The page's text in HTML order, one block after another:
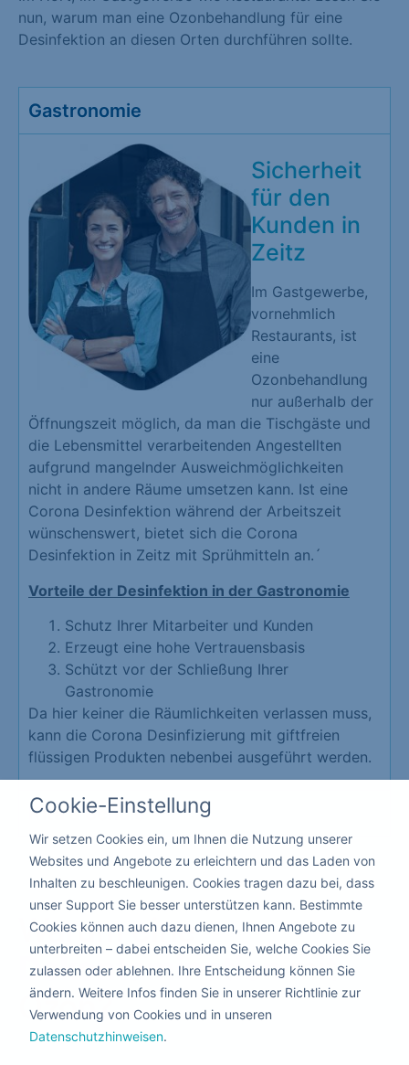
nun, warum man eine Ozonbehandlung für eine
Desinfektion an diesen Orten durchführen sollte.
Gastronomie
Sicherheit
für den
Kunden in
Zeitz
Im Gastgewerbe,
vornehmlich
Restaurants, ist
eine
Ozonbehandlung
nur außerhalb der
Öffnungszeit möglich, da man die Tischgäste und
die Lebensmittel verarbeitenden Angestellten
aufgrund mangelnder Ausweichmöglichkeiten
nicht in andere Räume umsetzen kann. Ist eine
Corona Desinfektion während der Arbeitszeit
wünschenswert, bietet sich die Corona
Desinfektion in Zeitz mit Sprühmitteln an.´
Vorteile der Desinfektion in der Gastronomie
Schutz Ihrer Mitarbeiter und Kunden
Erzeugt eine hohe Vertrauensbasis
Schützt vor der Schließung Ihrer
Gastronomie
Da hier keiner die Räumlichkeiten verlassen muss,
kann die Corona Desinfizierung mit giftfreien
flüssigen Produkten nebenbei ausgeführt werden.
Kita & Schule
Warum eine
Dekontaminationmit
Ozon?
Cookie-Einstellung
Wir setzen Cookies ein, um Ihnen die Nutzung unserer
Websites und Angebote zu erleichtern und das Laden von
Inhalten zu beschleunigen. Cookies tragen dazu bei, dass
unser Support Sie besser unterstützen kann. Bestimmte
Cookies können auch dazu dienen, Ihnen Angebote zu
unterbreiten – dabei entscheiden Sie, welche Cookies Sie
zulassen oder ablehnen. Ihre Entscheidung können Sie
ändern. Weitere Infos finden Sie in unserer Richtlinie zur
Verwendung von Cookies und in unseren
Datenschutzhinweisen.